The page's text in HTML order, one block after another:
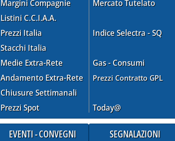
Margini Compagnie
Listini C.C.I.A.A.
Prezzi Italia
Stacchi Italia
Medie Extra-Rete
Andamento Extra-Rete
Chiusure Settimanali
Prezzi Spot
Mercato Tutelato
Indice Selectra - SQ
Gas - Consumi
Prezzi Contratto GPL
Today@
EVENTI - CONVEGNI SEGNALAZIONI